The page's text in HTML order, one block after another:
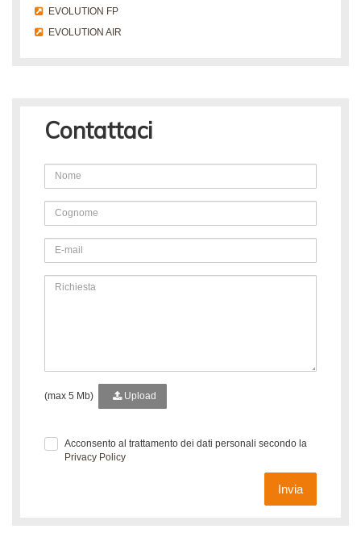
EVOLUTION FP
EVOLUTION AIR
Contattaci
(max 5 Mb) Upload
Acconsento al trattamento dei dati personali secondo la
Privacy Policy
Invia